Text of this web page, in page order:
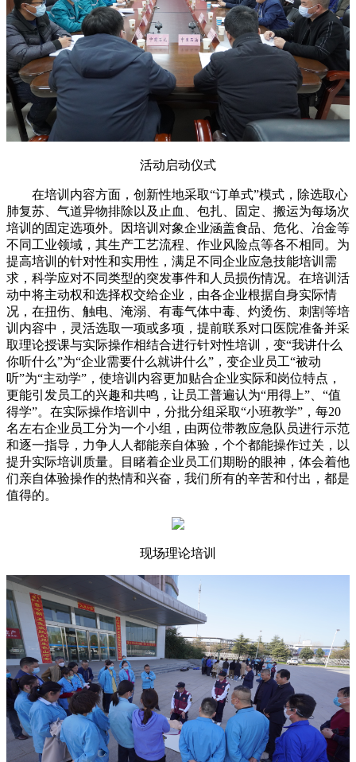
活动启动仪式
在培训内容方面，创新性地采取“订单式”模式，除选取心
肺复苏、气道异物排除以及止血、包扎、固定、搬运为每场次
培训的固定选项外。因培训对象企业涵盖食品、危化、冶金等
不同工业领域，其生产工艺流程、作业风险点等各不相同。为
提高培训的针对性和实用性，满足不同企业应急技能培训需
求，科学应对不同类型的突发事件和人员损伤情况。在培训活
动中将主动权和选择权交给企业，由各企业根据自身实际情
况，在扭伤、触电、淹溺、有毒气体中毒、灼烫伤、刺割等培
训内容中，灵活选取一项或多项，提前联系对口医院准备并采
取理论授课与实际操作相结合进行针对性培训，变“我讲什么
你听什么”为“企业需要什么就讲什么”，变企业员工“被动
听”为“主动学”，使培训内容更加贴合企业实际和岗位特点，
更能引发员工的兴趣和共鸣，让员工普遍认为“用得上”、“值
得学”。在实际操作培训中，分批分组采取“小班教学”，每20
名左右企业员工分为一个小组，由两位带教应急队员进行示范
和逐一指导，力争人人都能亲自体验，个个都能操作过关，以
提升实际培训质量。目睹着企业员工们期盼的眼神，体会着他
们亲自体验操作的热情和兴奋，我们所有的辛苦和付出，都是
值得的。
现场理论培训